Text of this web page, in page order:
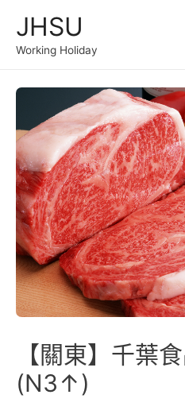
content
JHSU
Working Holiday
【關東】千葉
(N3↑)